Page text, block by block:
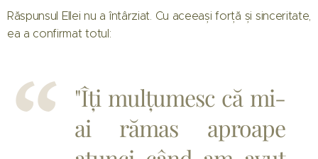
Răspunsul Ellei nu a întârziat. Cu aceeași forță și sinceritate,
ea a confirmat totul:
"Îți mulțumesc că mi-
ai rămas aproape